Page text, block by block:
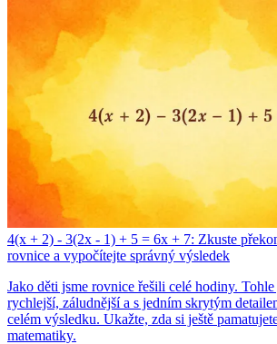
4(x + 2) - 3(2x - 1) + 5 = 6x + 7: Zkuste
rovnice a vypočítejte správný výsledek
Jako děti jsme rovnice řešili celé hodiny.
rychlejší, záludnější a s jedním skrytým
celém výsledku. Ukažte, zda si ještě
matematiky.